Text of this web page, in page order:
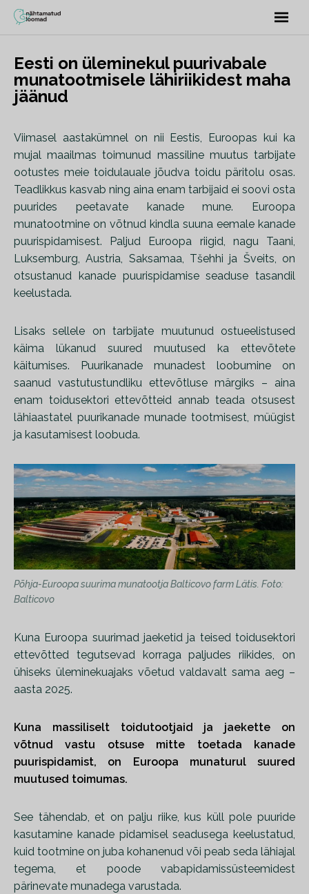
Eesti on üleminekul puurivabale
munatootmisele lähiriikidest maha
jäänud
Viimasel aastakümnel on nii Eestis, Euroopas kui ka
mujal maailmas toimunud massiline muutus tarbijate
ootustes meie toidulauale jõudva toidu päritolu osas.
Teadlikkus kasvab ning aina enam tarbijaid ei soovi osta
puurides peetavate kanade mune. Euroopa
munatootmine on võtnud kindla suuna eemale kanade
puurispidamisest. Paljud Euroopa riigid, nagu Taani,
Luksemburg, Austria, Saksamaa, Tšehhi ja Šveits, on
otsustanud kanade puurispidamise seaduse tasandil
keelustada.
Lisaks sellele on tarbijate muutunud ostueelistused
käima lükanud suured muutused ka ettevõtete
käitumises. Puurikanade munadest loobumine on
saanud vastutustundliku ettevõtluse märgiks – aina
enam toidusektori ettevõtteid annab teada otsusest
lähiaastatel puurikanade munade tootmisest, müügist
ja kasutamisest loobuda.
Põhja-Euroopa suurima munatootja Balticovo farm Lätis. Foto:
Balticovo
Kuna Euroopa suurimad jaeketid ja teised toidusektori
ettevõtted tegutsevad korraga paljudes riikides, on
ühiseks üleminekuajaks võetud valdavalt sama aeg –
aasta 2025.
Kuna massiliselt toidutootjaid ja jaekette on
võtnud vastu otsuse mitte toetada kanade
puurispidamist, on Euroopa munaturul suured
muutused toimumas.
See tähendab, et on palju riike, kus küll pole puuride
kasutamine kanade pidamisel seadusega keelustatud,
kuid tootmine on juba kohanenud või peab seda lähiajal
tegema, et poode vabapidamissüsteemidest
pärinevate munadega varustada.